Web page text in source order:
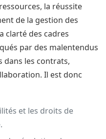
la réussite
de la gestion des
clarté des cadres
par des malentendus
dans les contrats,
Il est donc
et les droits de